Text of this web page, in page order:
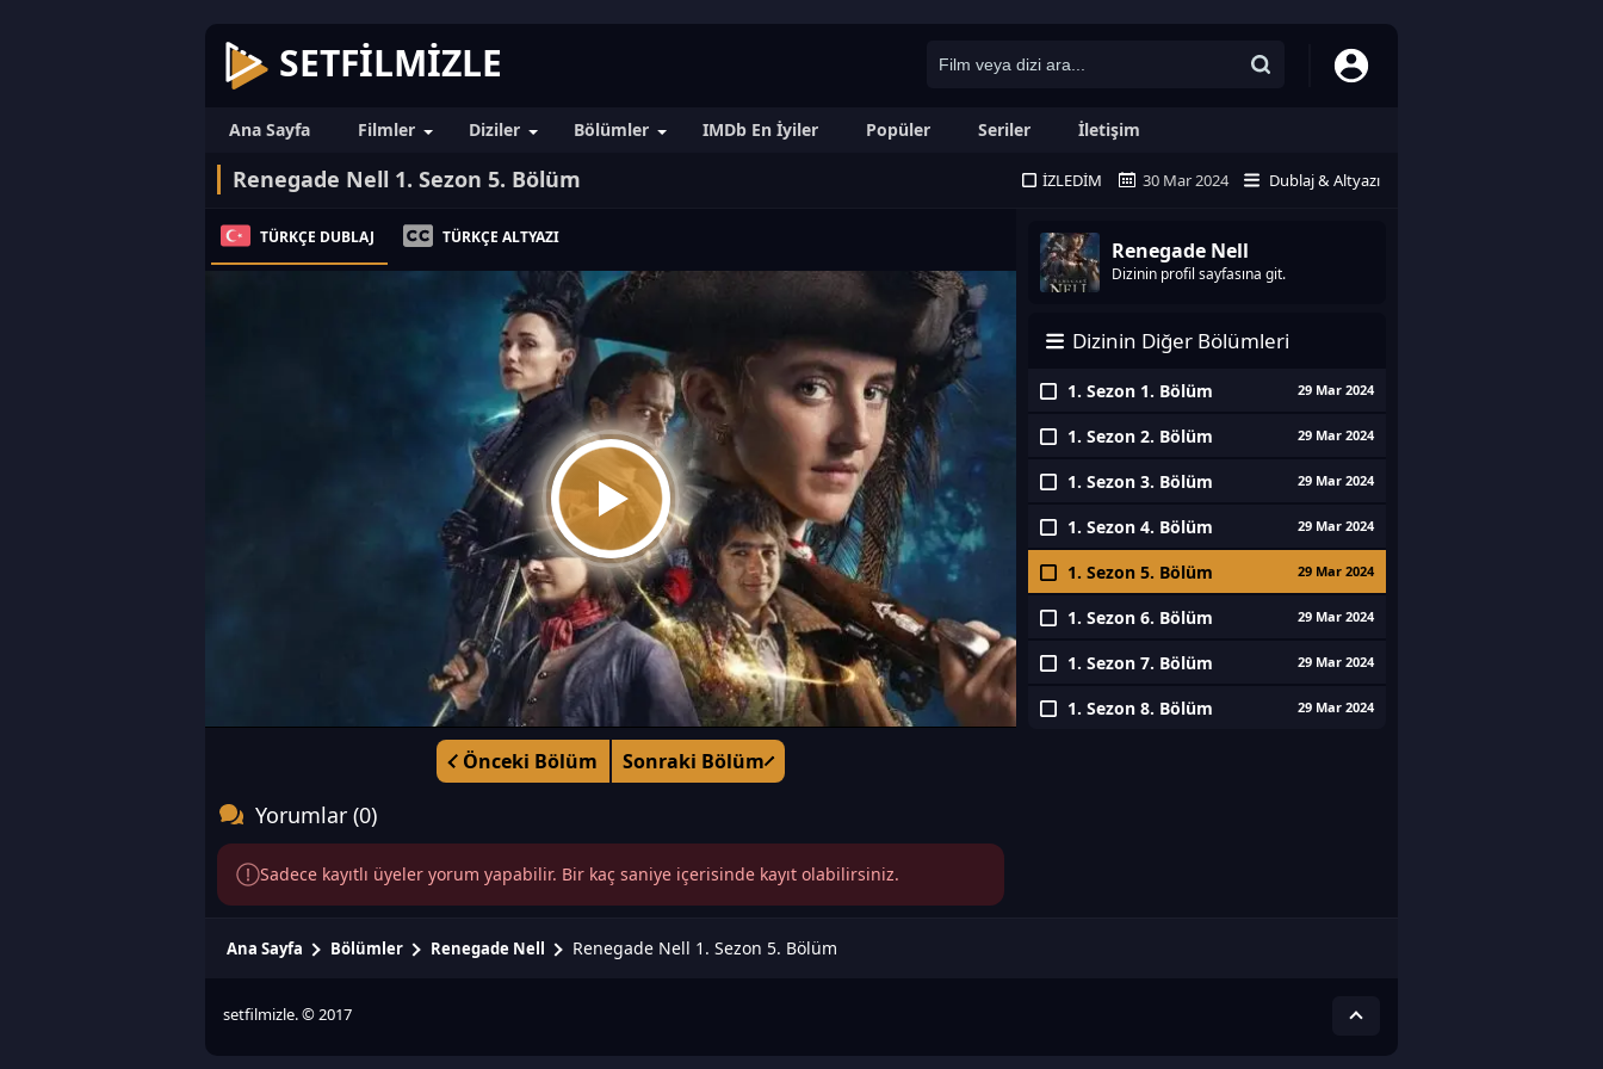
SETFILMIZLE
Ana Sayfa Filmler Diziler Bölümler IMDb En İyiler Popüler Seriler İletişim
Renegade Nell 1. Sezon 5. Bölüm İZLEDIM 30 Mar 2024 Dublaj & Altyazı
TÜRKÇE DUBLAJ TÜRKÇE ALTYAZI
Önceki Bölüm Sonraki Bölüm
Renegade Nell
Dizinin profil sayfasına git.
Dizinin Diğer Bölümleri
1. Sezon 1. Bölüm 29 Mar 2024
1. Sezon 2. Bölüm 29 Mar 2024
1. Sezon 3. Bölüm 29 Mar 2024
1. Sezon 4. Bölüm 29 Mar 2024
1. Sezon 5. Bölüm 29 Mar 2024
1. Sezon 6. Bölüm 29 Mar 2024
1. Sezon 7. Bölüm 29 Mar 2024
1. Sezon 8. Bölüm 29 Mar 2024
Yorumlar (0)
Sadece kayıtlı üyeler yorum yapabilir. Bir kaç saniye içerisinde kayıt olabilirsiniz.
Ana Sayfa Bölümler Renegade Nell Renegade Nell 1. Sezon 5. Bölüm
setfilmizle. © 2017